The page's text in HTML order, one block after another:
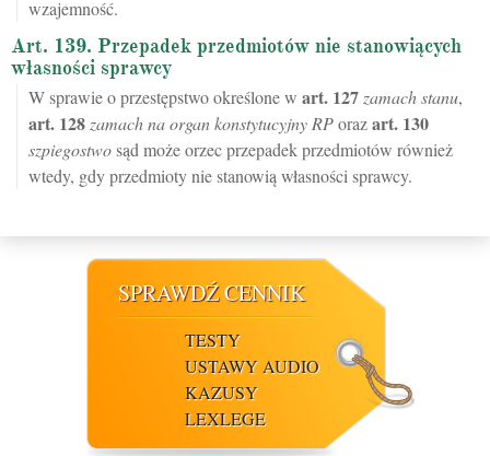
wzajemność.
Art. 139. Przepadek przedmiotów nie stanowiących
własności sprawcy
W sprawie o przestępstwo określone w art. 127 zamach stanu,
art. 128 zamach na organ konstytucyjny RPorazart. 130
szpiegostwosąd może orzec przepadek przedmiotów również
wtedy, gdy przedmioty nie stanowią własności sprawcy.
SPRAWDŹ CENNIK
TESTY
USTAWY AUDIO
KAZUSY
LEXLEGE